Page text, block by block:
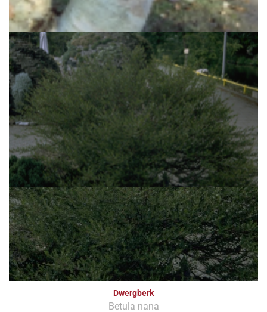
Betula ermanii 'Blush'
Dwergberk
Betula nana